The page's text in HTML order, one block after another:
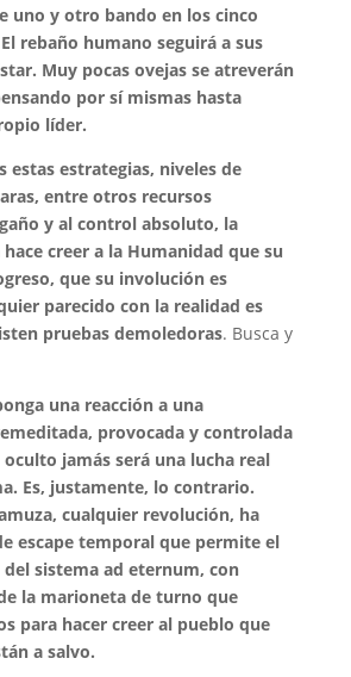
uno y otro bando en los cinco
rebaño humano seguirá a sus
Muy pocas ovejas se atreverán
por sí mismas hasta
líder.
estas estrategias, niveles de
entre otros recursos
y al control absoluto, la
creer a la Humanidad que su
que su involución es
parecido con la realidad es
pruebas demoledoras. Busca y
una reacción a una
provocada y controlada
jamás será una lucha real
Es, justamente, lo contrario.
cualquier revolución, ha
escape temporal que permite el
sistema ad eternum, con
la marioneta de turno que
para hacer creer al pueblo que
a salvo.